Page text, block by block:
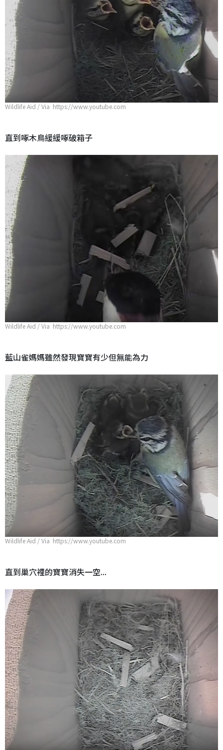
Wildlife Aid / Via https://www.youtube.com
直到啄木鳥緩緩啄破箱子
Wildlife Aid / Via https://www.youtube.com
藍山雀媽媽雖然發現寶寶有少但無能為力
Wildlife Aid / Via https://www.youtube.com
直到巢穴裡的寶寶消失一空...